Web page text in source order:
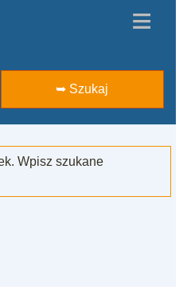
≡
➥ Szukaj
Wpisz szukane